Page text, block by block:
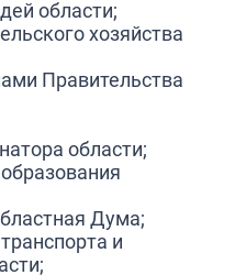
области;
хозяйства
Правительства
области;
Дума;
и